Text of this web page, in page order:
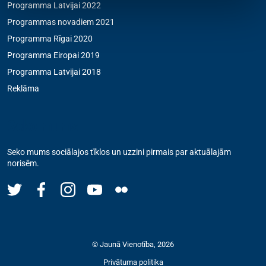
Programma Latvijai 2022
Programmas novadiem 2021
Programma Rīgai 2020
Programma Eiropai 2019
Programma Latvijai 2018
Reklāma
Seko mums sociālajos tīklos un uzzini pirmais par aktuālajām
norisēm.
© Jaunā Vienotība, 2026
Privātuma politika